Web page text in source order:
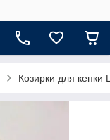
Козирки для кепки